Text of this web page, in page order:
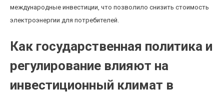
международные инвестиции, что позволило снизить стоимость
электроэнергии для потребителей.
Как государственная политика и
регулирование влияют на
инвестиционный климат в